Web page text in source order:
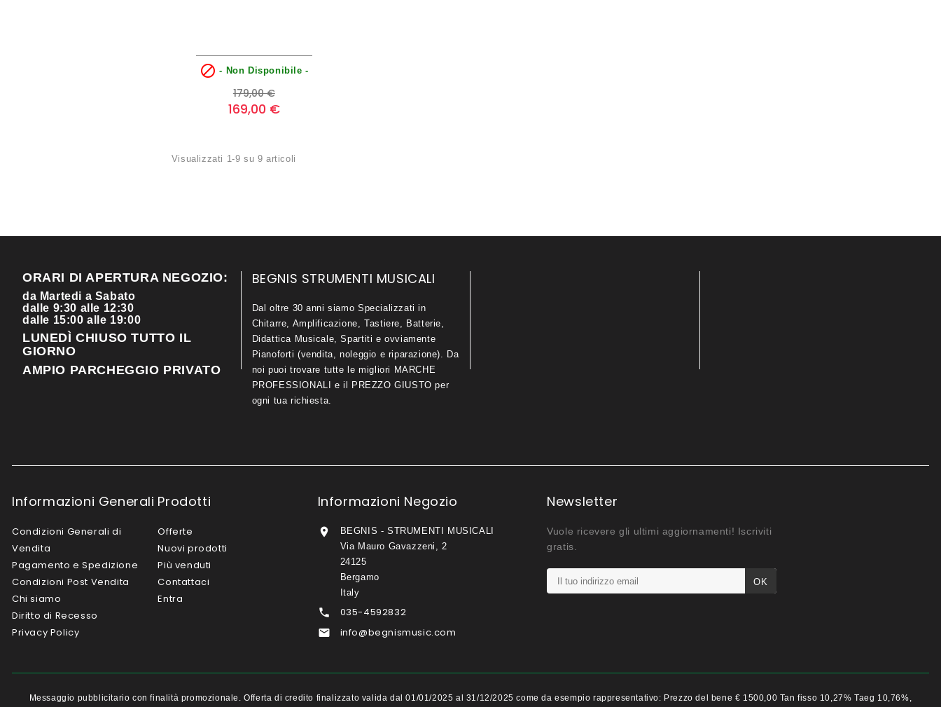
 - Non Disponibile -
Prezzo
base
179,00 €Prezzo
169,00 €
Visualizzati 1-9 su 9 articoli
ORARI DI APERTURA NEGOZIO:
da Martedi a Sabato
dalle 9:30 alle 12:30
dalle 15:00 alle 19:00
LUNEDÌ CHIUSO TUTTO IL
GIORNO
AMPIO PARCHEGGIO PRIVATO
BEGNIS STRUMENTI MUSICALI
Dal oltre 30 anni siamo Specializzati in
Chitarre, Amplificazione, Tastiere, Batterie,
Didattica Musicale, Spartiti e ovviamente
Pianoforti (vendita, noleggio e riparazione). Da
noi puoi trovare tutte le migliori MARCHE
PROFESSIONALI e il PREZZO GIUSTO per
ogni tua richiesta.
Informazioni Generali
Condizioni Generali di
Vendita
Pagamento e Spedizione
Condizioni Post Vendita
Chi siamo
Diritto di Recesso
Privacy Policy
Prodotti
Offerte
Nuovi prodotti
Più venduti
Contattaci
Entra
Informazioni Negozio

BEGNIS - STRUMENTI MUSICALI
Via Mauro Gavazzeni, 2
24125
Bergamo
Italy
 035-4592832
 info@begnismusic.com
Newsletter
Vuole ricevere gli ultimi aggiornamenti! Iscriviti
gratis.
Messaggio pubblicitario con finalità promozionale. Offerta di credito finalizzato valida dal 01/01/2025 al 31/12/2025 come da esempio rappresentativo: Prezzo del bene € 1500,00 Tan fisso 10,27% Taeg 10,76%,